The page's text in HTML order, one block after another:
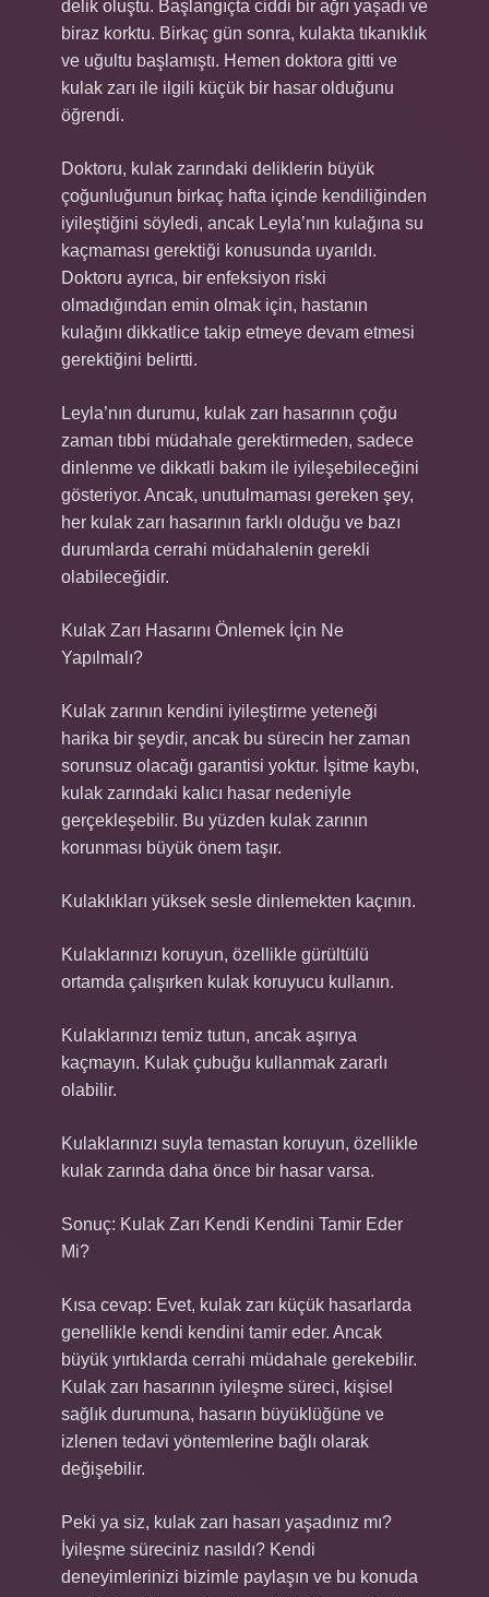
delik oluştu. Başlangıçta ciddi bir ağrı yaşadı ve
biraz korktu. Birkaç gün sonra, kulakta tıkanıklık
ve uğultu başlamıştı. Hemen doktora gitti ve
kulak zarı ile ilgili küçük bir hasar olduğunu
öğrendi.
Doktoru, kulak zarındaki deliklerin büyük
çoğunluğunun birkaç hafta içinde kendiliğinden
iyileştiğini söyledi, ancak Leyla’nın kulağına su
kaçmaması gerektiği konusunda uyarıldı.
Doktoru ayrıca, bir enfeksiyon riski
olmadığından emin olmak için, hastanın
kulağını dikkatlice takip etmeye devam etmesi
gerektiğini belirtti.
Leyla’nın durumu, kulak zarı hasarının çoğu
zaman tıbbi müdahale gerektirmeden, sadece
dinlenme ve dikkatli bakım ile iyileşebileceğini
gösteriyor. Ancak, unutulmaması gereken şey,
her kulak zarı hasarının farklı olduğu ve bazı
durumlarda cerrahi müdahalenin gerekli
olabileceğidir.
Kulak Zarı Hasarını Önlemek İçin Ne
Yapılmalı?
Kulak zarının kendini iyileştirme yeteneği
harika bir şeydir, ancak bu sürecin her zaman
sorunsuz olacağı garantisi yoktur. İşitme kaybı,
kulak zarındaki kalıcı hasar nedeniyle
gerçekleşebilir. Bu yüzden kulak zarının
korunması büyük önem taşır.
Kulaklıkları yüksek sesle dinlemekten kaçının.
Kulaklarınızı koruyun, özellikle gürültülü
ortamda çalışırken kulak koruyucu kullanın.
Kulaklarınızı temiz tutun, ancak aşırıya
kaçmayın. Kulak çubuğu kullanmak zararlı
olabilir.
Kulaklarınızı suyla temastan koruyun, özellikle
kulak zarında daha önce bir hasar varsa.
Sonuç: Kulak Zarı Kendi Kendini Tamir Eder
Mi?
Kısa cevap: Evet, kulak zarı küçük hasarlarda
genellikle kendi kendini tamir eder. Ancak
büyük yırtıklarda cerrahi müdahale gerekebilir.
Kulak zarı hasarının iyileşme süreci, kişisel
sağlık durumuna, hasarın büyüklüğüne ve
izlenen tedavi yöntemlerine bağlı olarak
değişebilir.
Peki ya siz, kulak zarı hasarı yaşadınız mı?
İyileşme süreciniz nasıldı? Kendi
deneyimlerinizi bizimle paylaşın ve bu konuda